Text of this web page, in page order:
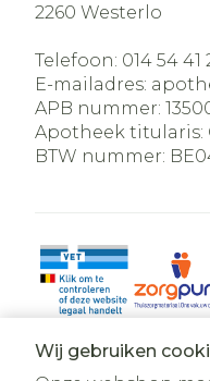
Wij gebruiken
2260 Westerlo
Telefoon: 014 54 41
E-mailadres:
APB nummer:
Apotheek titularis:
BTW nummer: